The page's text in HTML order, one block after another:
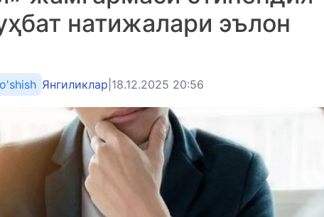
натижалари эълон
Янгиликлар 18.12.2025 20:56